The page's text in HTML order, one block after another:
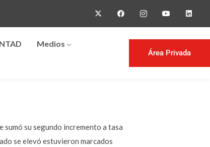
Medios
Área Privada
su segundo incremento a tasa
se elevó estuvieron marcados